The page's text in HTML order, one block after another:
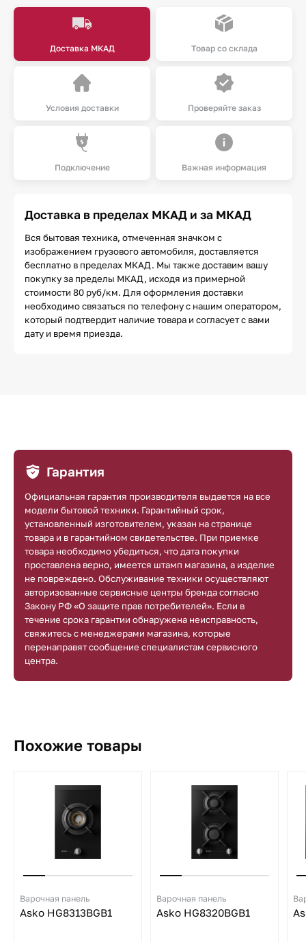
Доставка МКАД Товар со склада
Условия доставки Проверяйте заказ
Подключение Важная информация
Доставка в пределах МКАД и за МКАД
Вся бытовая техника, отмеченная значком с
изображением грузового автомобиля, доставляется
бесплатно в пределах МКАД. Мы также доставим вашу
покупку за пределы МКАД, исходя из примерной
стоимости 80 руб/км. Для оформления доставки
необходимо связаться по телефону с нашим оператором,
который подтвердит наличие товара и согласует с вами
дату и время приезда.
Гарантия
Официальная гарантия производителя выдается на все
модели бытовой техники. Гарантийный срок,
установленный изготовителем, указан на странице
товара и в гарантийном свидетельстве. При приемке
товара необходимо убедиться, что дата покупки
проставлена верно, имеется штамп магазина, а изделие
не повреждено. Обслуживание техники осуществляют
авторизованные сервисные центры бренда согласно
Закону РФ «О защите прав потребителей». Если в
течение срока гарантии обнаружена неисправность,
свяжитесь с менеджерами магазина, которые
перенаправят сообщение специалистам сервисного
центра.
Похожие товары
Варочная панель
Asko HG8313BGB1
Варочная панель
Asko HG8320BGB1